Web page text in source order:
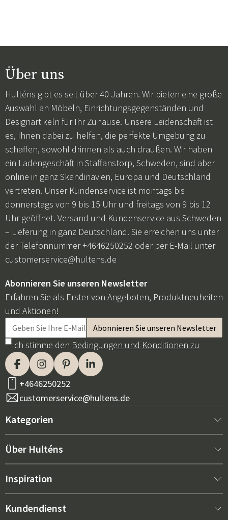
Über uns
Hulténs gibt es seit über 40 Jahren. Wir bieten eine große
Auswahl an Möbeln, Einrichtungsgegenständen und
Designartikeln für Ihr Zuhause. Unsere Leidenschaft ist
es, Ihnen dabei zu helfen, die perfekte Umgebung zu
schaffen, sowohl drinnen als auch draußen. Wir haben
ein Ladengeschäft in Staffanstorp, Schweden, sind aber
online in ganz Skandinavien, Europa und Deutschland
vertreten. Unser Kundenservice ist montags bis
donnerstags von 9 bis 15 Uhr und freitags von 9 bis 12
Uhr geöffnet. Versand und Kundenservice aus Schweden
– Lieferung in ganz Deutschland. Sie erreichen uns unter
der Telefonnummer +4646250252 oder per E-Mail unter
customerservice@hultens.de
Abonnieren Sie unseren Newsletter
Erfahren Sie als Erster von Angeboten, Produktneuheiten
und Aktionen!
Ich stimme den Bedingungen und Konditionen zu
+4646250252
customerservice@hultens.de
Kategorien
Neu bei uns
Innenausstattung
Über Hulténs
Über Hulténs
Inspiration
Bestseller
Kundendienst